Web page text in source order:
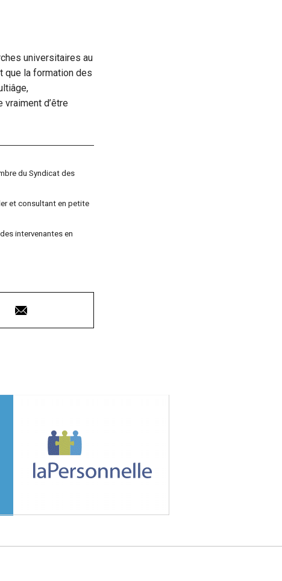
universitaires au
que la formation des
d’être
du Syndicat des
et consultant en petite
intervenantes en